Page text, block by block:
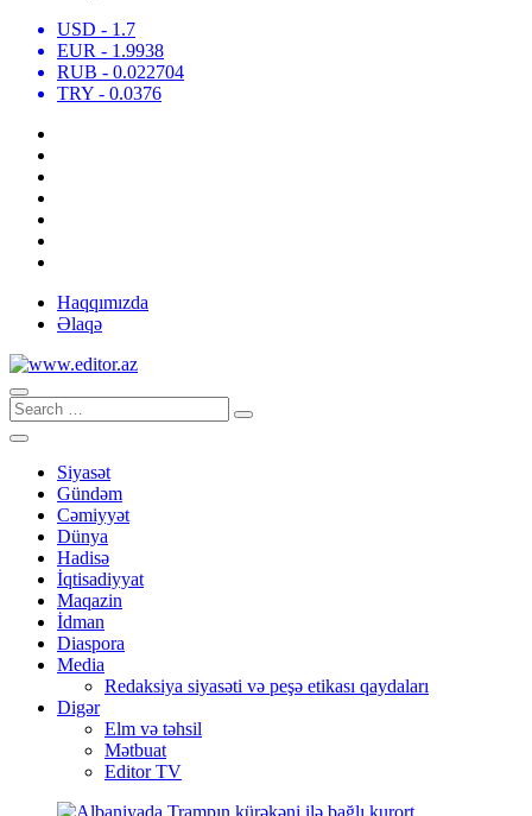
USD - 1.7
EUR - 1.9938
RUB - 0.022704
TRY - 0.0376
Haqqımızda
Əlaqə
Siyasət
Gündəm
Cəmiyyət
Dünya
Hadisə
İqtisadiyyat
Maqazin
İdman
Diaspora
Media
Redaksiya siyasəti və peşə etikası qaydaları
Digər
Elm və təhsil
Mətbuat
Editor TV